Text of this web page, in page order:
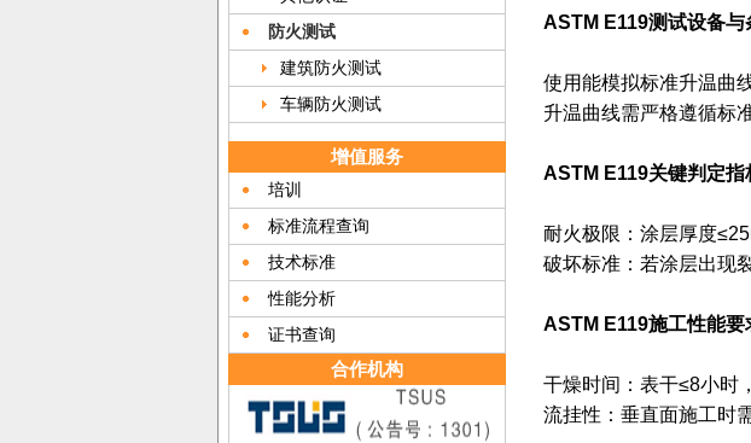
防火测试
建筑防火测试
车辆防火测试
增值服务
培训
标准流程查询
技术标准
性能分析
证书查询
合作机构
ASTM E119测试设备与
使用能模拟标准升温曲
升温曲线需严格遵循标
ASTM E119关键判定指
耐火极限：涂层厚度
破坏标准：若涂层出现
ASTM E119施工性能要
干燥时间：表干≤8小时
流挂性：垂直面施工时